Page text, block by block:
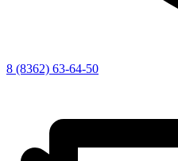
8 (8362) 63-64-50